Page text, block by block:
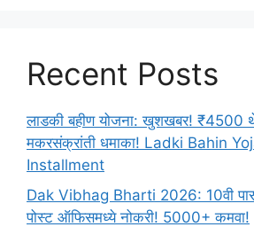
Recent Posts
लाडकी बहीण योजना: खुशखबर! ₹4500
मकरसंक्रांती धमाका! Ladki Bahin
Installment
Dak Vibhag Bharti 2026: 10वी
पोस्ट ऑफिसमध्ये नोकरी! 5000+ कमवा!